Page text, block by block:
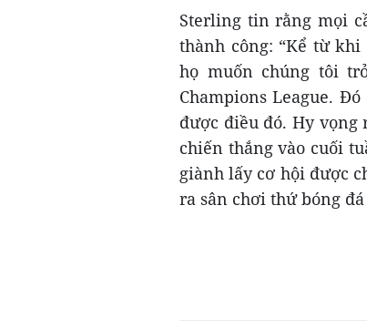
Sterling tin rằng mọi
thành công: “Kể từ khi
họ muốn chúng tôi
Champions League.
được điều đó. Hy vọng
chiến thắng vào cuối
giành lấy cơ hội được
ra sân chơi thứ bóng